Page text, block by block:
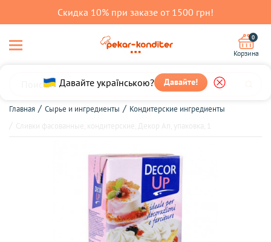
Скидка 10% при заказе от 1500 грн!
Давайте українською? Давайте!
0
Корзина
Главная Сырье и ингредиенты
Кондитерские ингредиенты